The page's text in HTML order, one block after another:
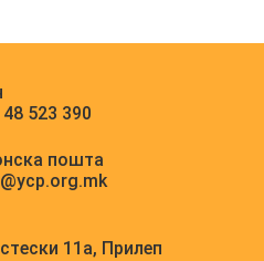
523 390
поштa
11а, Прилеп